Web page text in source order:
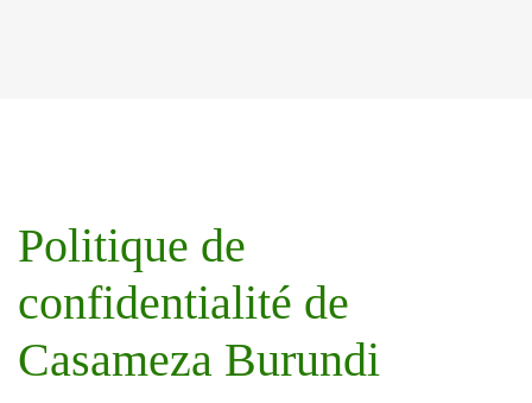
Politique de
confidentialité de
Casameza Burundi